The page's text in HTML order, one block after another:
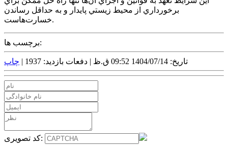
برخورداري از محيط زيستي پايدار و به حداقل رساندن
خسارت‌هاست.
برچسب ها:
تاریخ: 1404/07/14 09:52 ق.ظ | دفعات بازدید: 1937 | چاپ
کد تصویری: